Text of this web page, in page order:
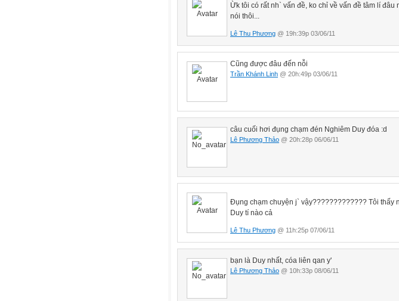
Ừk tôi có rất nh` vấn đề, ko chỉ về vấn đề tâm lí
nói thôi...
Lê Thu Phương @ 19h:39p 03/06/11
Cũng được đâu đến nỗi
Trần Khánh Linh @ 20h:49p 03/06/11
câu cuối hơi đụng chạm đén Nghiêm Duy đóa :d
Lê Phương Thảo @ 20h:28p 06/06/11
Đụng chạm chuyện j` vậy????????????? Tôi thấy
Duy tí nào cả
Lê Thu Phương @ 11h:25p 07/06/11
bạn là Duy nhất, cóa liên qan y'
Lê Phương Thảo @ 10h:33p 08/06/11